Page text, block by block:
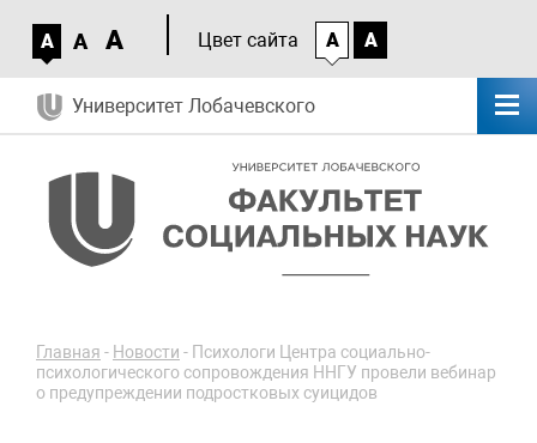
A A A Цвет сайта A A
Университет Лобачевского
Главная - Новости - Психологи Центра социально-
психологического сопровождения ННГУ провели вебинар
о предупреждении подростковых суицидов